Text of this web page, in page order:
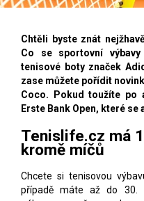
Chtěli byste znát
Co se sportovní
tenisové boty značek
zase můžete pořídit
Coco. Pokud toužíte po
Erste Bank Open, které
Tenislife.cz má
kromě míčů
Chcete si tenisovou
případě máte až do 30.